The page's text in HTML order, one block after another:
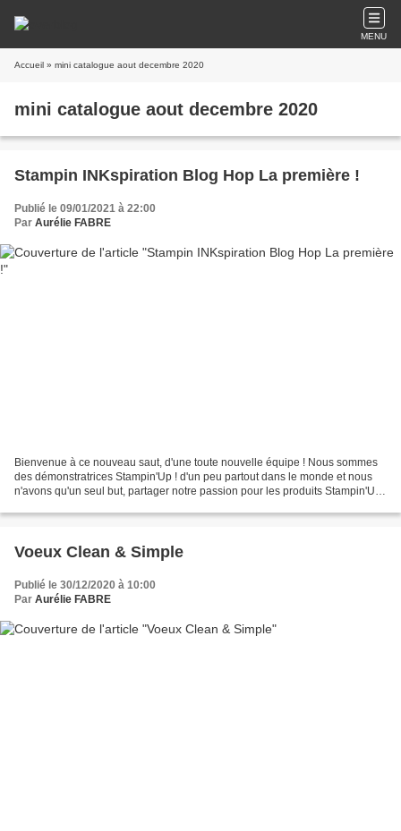
MENU
Accueil » mini catalogue aout decembre 2020
mini catalogue aout decembre 2020
Stampin INKspiration Blog Hop La première !
Publié le 09/01/2021 à 22:00
Par Aurélie FABRE
Bienvenue à ce nouveau saut, d'une toute nouvelle équipe ! Nous sommes
des démonstratrices Stampin'Up ! d'un peu partout dans le monde et nous
n'avons qu'un seul but, partager notre passion pour les produits Stampin'Up !
Voeux Clean & Simple
Publié le 30/12/2020 à 10:00
Par Aurélie FABRE